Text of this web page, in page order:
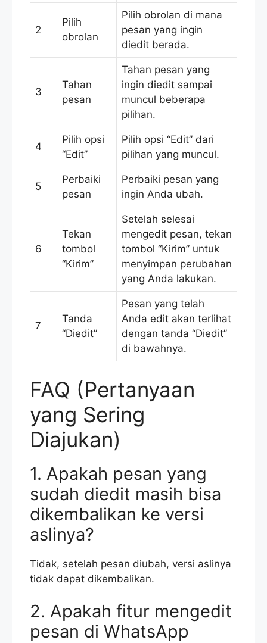
2
Pilih
obrolan
Pilih obrolan di mana
pesan yang ingin
diedit berada.
3
Tahan
pesan
Tahan pesan yang
ingin diedit sampai
muncul beberapa
pilihan.
4
Pilih opsi
“Edit”
Pilih opsi “Edit” dari
pilihan yang muncul.
5
Perbaiki
pesan
Perbaiki pesan yang
ingin Anda ubah.
6
Tekan
tombol
“Kirim”
Setelah selesai
mengedit pesan, tekan
tombol “Kirim” untuk
menyimpan perubahan
yang Anda lakukan.
7
Tanda
“Diedit”
Pesan yang telah
Anda edit akan terlihat
dengan tanda “Diedit”
di bawahnya.
FAQ (Pertanyaan
yang Sering
Diajukan)
1. Apakah pesan yang
sudah diedit masih bisa
dikembalikan ke versi
aslinya?
Tidak, setelah pesan diubah, versi aslinya
tidak dapat dikembalikan.
2. Apakah fitur mengedit
pesan di WhatsApp